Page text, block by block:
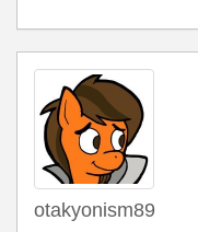
otakyonism89